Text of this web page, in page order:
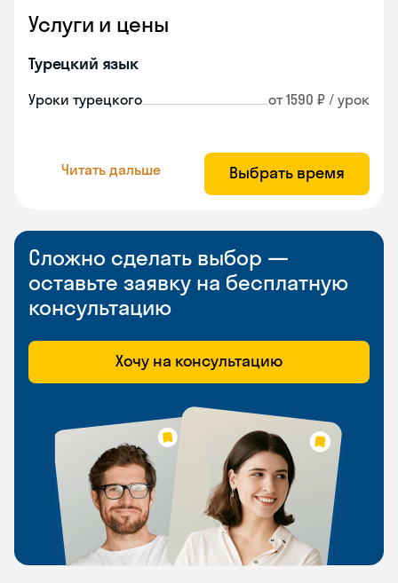
Услуги и цены
Турецкий язык
Уроки турецкого от 1590 ₽ / урок
Читать дальше Выбрать время
Сложно сделать выбор —
оставьте заявку на бесплатную
консультацию
Хочу на консультацию